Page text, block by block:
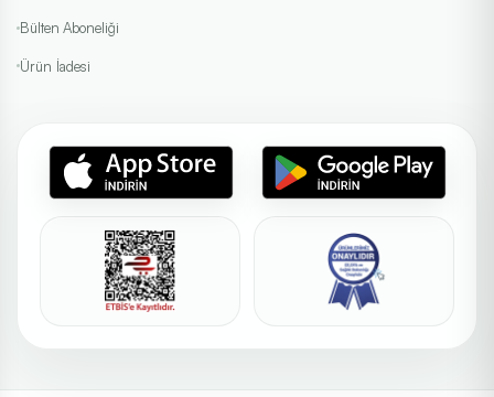
Biofinity, MyDay, Clariti 1 Day.
İncele Günlük
Bülten Aboneliği
Ürün İadesi